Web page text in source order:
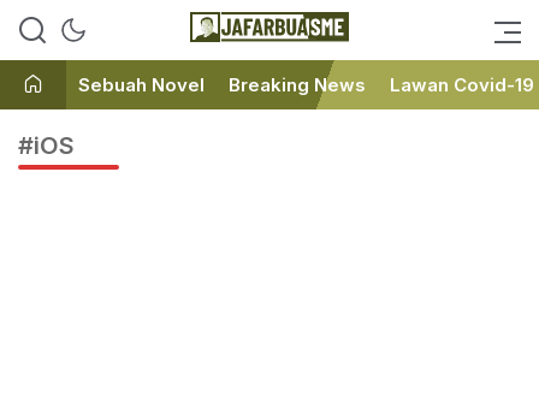
JafarBua
Ini bukan Media Online, Ini
Sebuah Novel Breaking News Lawan Covid-19
#iOS